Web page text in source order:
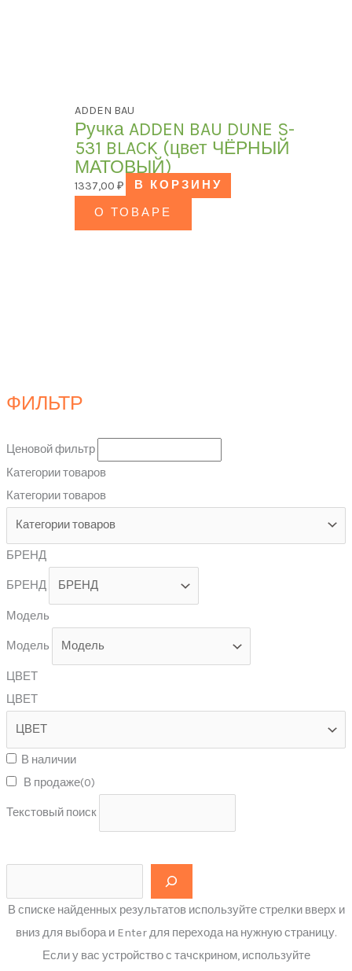
ФИЛЬТР
Ценовой фильтр
Категории товаров
Категории товаров
БРЕНД
БРЕНД
Модель
Модель
ЦВЕТ
ЦВЕТ
В наличии
В продаже(0)
Текстовый поиск
В списке найденных результатов используйте стрелки вверх и
вниз для выбора и Enter для перехода на нужную страницу.
Если у вас устройство с тачскрином, используйте
ADDEN BAU
Ручка ADDEN BAU DUNE S-
531 BLACK (цвет ЧЁРНЫЙ
МАТОВЫЙ)
1337,00₽
В КОРЗИНУ
О ТОВАРЕ